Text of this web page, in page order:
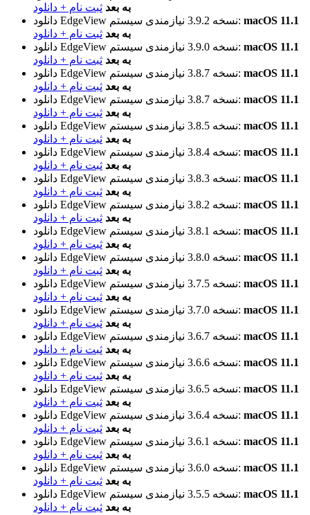
به بعد ثبت نام + دانلود
دانلود EdgeView
نسخه 3.9.2نیازمندی سیستم: macOS 11.1
به بعد ثبت نام + دانلود
دانلود EdgeView
نسخه 3.9.0نیازمندی سیستم: macOS 11.1
به بعد ثبت نام + دانلود
دانلود EdgeView
نسخه 3.8.7نیازمندی سیستم: macOS 11.1
به بعد ثبت نام + دانلود
دانلود EdgeView
نسخه 3.8.7نیازمندی سیستم: macOS 11.1
به بعد ثبت نام + دانلود
دانلود EdgeView
نسخه 3.8.5نیازمندی سیستم: macOS 11.1
به بعد ثبت نام + دانلود
دانلود EdgeView
نسخه 3.8.4نیازمندی سیستم: macOS 11.1
به بعد ثبت نام + دانلود
دانلود EdgeView
نسخه 3.8.3نیازمندی سیستم: macOS 11.1
به بعد ثبت نام + دانلود
دانلود EdgeView
نسخه 3.8.2نیازمندی سیستم: macOS 11.1
به بعد ثبت نام + دانلود
دانلود EdgeView
نسخه 3.8.1نیازمندی سیستم: macOS 11.1
به بعد ثبت نام + دانلود
دانلود EdgeView
نسخه 3.8.0نیازمندی سیستم: macOS 11.1
به بعد ثبت نام + دانلود
دانلود EdgeView
نسخه 3.7.5نیازمندی سیستم: macOS 11.1
به بعد ثبت نام + دانلود
دانلود EdgeView
نسخه 3.7.0نیازمندی سیستم: macOS 11.1
به بعد ثبت نام + دانلود
دانلود EdgeView
نسخه 3.6.7نیازمندی سیستم: macOS 11.1
به بعد ثبت نام + دانلود
دانلود EdgeView
نسخه 3.6.6نیازمندی سیستم: macOS 11.1
به بعد ثبت نام + دانلود
دانلود EdgeView
نسخه 3.6.5نیازمندی سیستم: macOS 11.1
به بعد ثبت نام + دانلود
دانلود EdgeView
نسخه 3.6.4نیازمندی سیستم: macOS 11.1
به بعد ثبت نام + دانلود
دانلود EdgeView
نسخه 3.6.1نیازمندی سیستم: macOS 11.1
به بعد ثبت نام + دانلود
دانلود EdgeView
نسخه 3.6.0نیازمندی سیستم: macOS 11.1
به بعد ثبت نام + دانلود
دانلود EdgeView
نسخه 3.5.5نیازمندی سیستم: macOS 11.1
به بعد ثبت نام + دانلود